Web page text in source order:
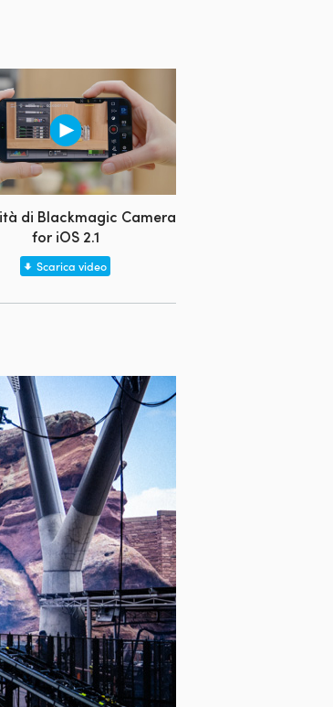
di Blackmagic Camera
for iOS 2.1
Scarica video